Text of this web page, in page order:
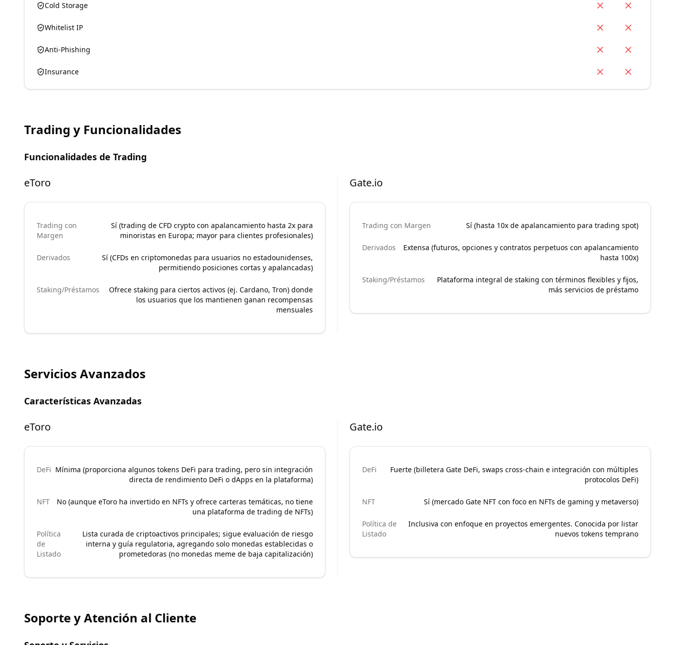
Cold Storage
Whitelist IP
Anti-Phishing
Insurance
Trading y Funcionalidades
Funcionalidades de Trading
eToro
Trading con
Margen
Sí (trading de CFD crypto con apalancamiento hasta 2x para
minoristas en Europa; mayor para clientes profesionales)
Derivados
Sí (CFDs en criptomonedas para usuarios no estadounidenses,
permitiendo posiciones cortas y apalancadas)
Staking/Préstamos
Ofrece staking para ciertos activos (ej. Cardano, Tron) donde
los usuarios que los mantienen ganan recompensas
mensuales
Gate.io
Trading con Margen Sí (hasta 10x de apalancamiento para trading spot)
Derivados
Extensa (futuros, opciones y contratos perpetuos con apalancamiento
hasta 100x)
Staking/Préstamos
Plataforma integral de staking con términos flexibles y fijos,
más servicios de préstamo
Servicios Avanzados
Características Avanzadas
eToro
DeFi Mínima (proporciona algunos tokens DeFi para trading, pero sin integración
directa de rendimiento DeFi o dApps en la plataforma)
NFT
No (aunque eToro ha invertido en NFTs y ofrece carteras temáticas, no tiene
una plataforma de trading de NFTs)
Política
de
Listado
Lista curada de criptoactivos principales; sigue evaluación de riesgo
interna y guía regulatoria, agregando solo monedas establecidas o
prometedoras (no monedas meme de baja capitalización)
Gate.io
DeFi
Fuerte (billetera Gate DeFi, swaps cross-chain e integración con múltiples
protocolos DeFi)
NFT Sí (mercado Gate NFT con foco en NFTs de gaming y metaverso)
Política de
Listado
Inclusiva con enfoque en proyectos emergentes. Conocida por listar
nuevos tokens temprano
Soporte y Atención al Cliente